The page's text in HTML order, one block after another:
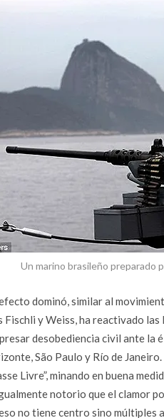
Un marino brasileño preparado
dominó, similar al
y Weiss, ha reactivado
desobediencia civil ante
São Paulo y Río de
Livre”, minando en buena
notorio que el clamor
no tiene centro sino múltiples